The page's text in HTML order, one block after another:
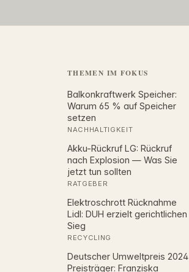
THEMEN IM FOKUS
Balkonkraftwerk Speicher:
Warum 65 % auf Speicher
setzen
NACHHALTIGKEIT
Akku-Rückruf LG: Rückruf
nach Explosion — Was Sie
jetzt tun sollten
RATGEBER
Elektroschrott Rücknahme
Lidl: DUH erzielt gerichtlichen
Sieg
RECYCLING
Deutscher Umweltpreis 2024
Preisträger: Franziska